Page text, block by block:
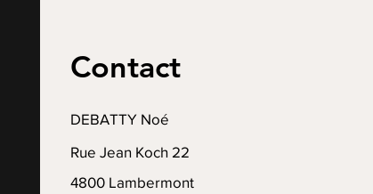
Contact
DEBATTY Noé
Rue Jean Koch 22
4800 Lambermont